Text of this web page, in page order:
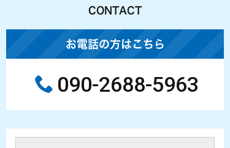
CONTACT
お電話の方はこちら
090-2688-5963